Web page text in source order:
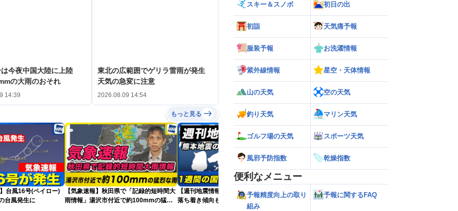
は今夜中国大陸に上陸
の大雨のおそれ
14:39
東北の広範囲でゲリラ雷雨が発生
天気の急変に注意
2026.08.09 14:54
もっと見る
台風16号(ペイロー)
台風発生に
【気象速報】秋田県で「記録的短時間大
雨情報」湯沢市付近で約100mmの猛烈
【週刊地震情報】熊本地震の余震活動は
落ち着き傾向も…依然として震度5弱警
【熱帯低気圧情報 2026】台風16号発生
か／新たな台風発生予想 今後の進路と日
スキー＆スノボ 初日の出
初詣 天気痛予報
服装予報 お洗濯情報
紫外線情報 星空・天体情報
山の天気 空の天気
釣り天気 マリン天気
ゴルフ場の天気 スポーツ天気
風邪予防指数 乾燥指数
便利なメニュー
予報精度向上の取り
組み
予報に関するFAQ